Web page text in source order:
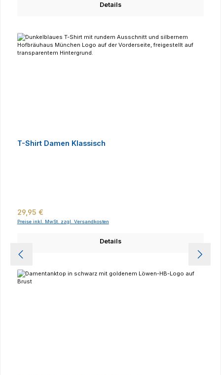
Details
T-Shirt Damen Klassisch
Regulärer Preis:
29,95 €
Preise inkl. MwSt. zzgl. Versandkosten
Details